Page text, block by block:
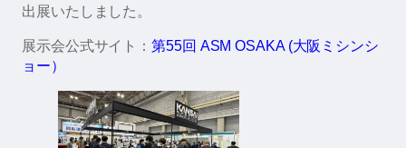
出展いたしました。
展示会公式サイト：第55回 ASM OSAKA (大阪ミシンシ
ョー）